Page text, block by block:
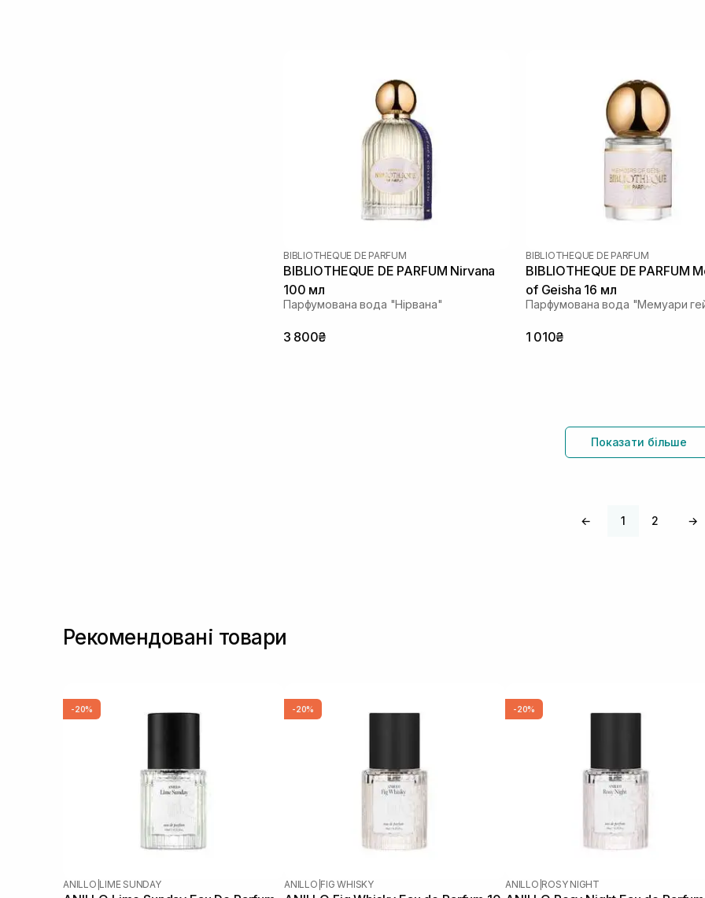
BIBLIOTHEQUE DE PARFUM
BIBLIOTHEQUE DE PARFUM Nirvana
100 мл
Парфумована вода "Нірвана"
3 800₴
BIBLIOTHEQUE DE PARFUM
BIBLIOTHEQUE DE PARFUM
of Geisha 16 мл
Парфумована вода "Мемуари
1 010₴
Показати більше
← 1 2 →
Рекомендовані товари
-20%
ANILLO LIME SUNDAY
-20%
ANILLO FIG WHISKY
-20%
ANILLO ROSY NIGHT